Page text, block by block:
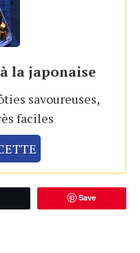
la japonaise
savoureuses,
faciles
Save